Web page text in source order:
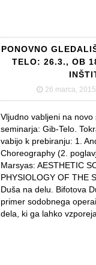
PONOVNO
TELO: 26.3., OB
26 marca, 2015
Vljudno vabljeni na
seminarja: Gib-Telo.
vabijo k prebiranju: 1.
Choreography (2.
Marsyas: AESTHETIC
PHYSIOLOGY OF THE
Duša na delu. Bifotova
primer sodobnega
dela, ki ga lahko